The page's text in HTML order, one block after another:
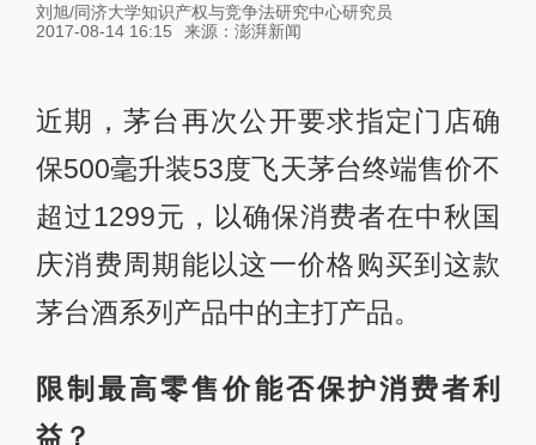
刘旭/同济大学知识产权与竞争法研究中心研究员
2017-08-14 16:15
来源： 澎湃新闻
近期，茅台再次公开要求指定门店确
保500毫升装53度飞天茅台终端售价不
超过1299元，以确保消费者在中秋国
庆消费周期能以这一价格购买到这款
茅台酒系列产品中的主打产品。
限制最高零售价能否保护消费者利
益？